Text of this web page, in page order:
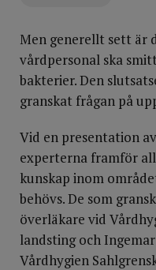
Men generellt sett är
vårdpersonal ska
bakterier. Den
granskat frågan på
Vid en presentation
experterna framför
kunskap inom
behövs. De som
överläkare vid
landsting och
Vårdhygien